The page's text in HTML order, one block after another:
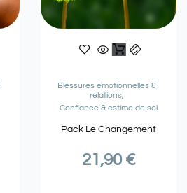
Blessures émotionnelles &
relations
Confiance & estime de soi
Pack Le Changement
21,90 €